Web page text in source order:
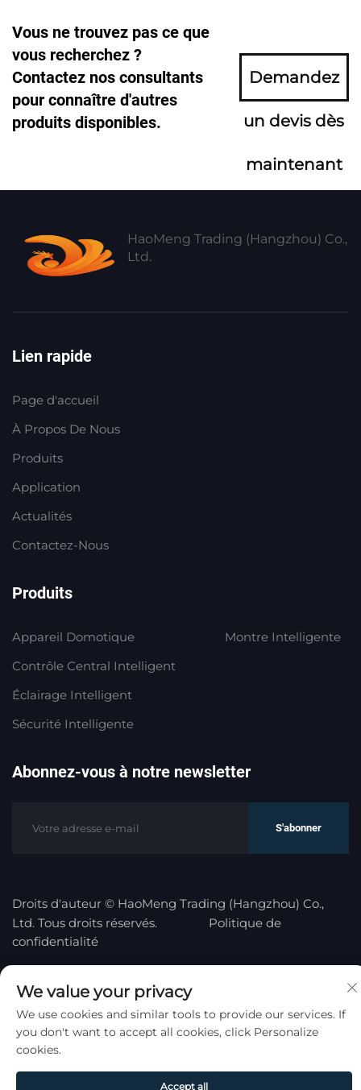
Vous ne trouvez pas ce que
vous recherchez ?
Contactez nos consultants
pour connaître d'autres
produits disponibles.
Demandez
un devis dès
maintenant
HaoMeng Trading (Hangzhou) Co.,
Ltd.
Lien rapide
Page d'accueil
À Propos De Nous
Produits
Application
Actualités
Contactez-Nous
Produits
Appareil Domotique
Contrôle Central Intelligent
Éclairage Intelligent
Sécurité Intelligente
Montre Intelligente
Abonnez-vous à notre newsletter
S'abonner
Droits d'auteur © HaoMeng Trading (Hangzhou) Co.,
Ltd. Tous droits réservés.
Politique de
confidentialité
We value your privacy
We use cookies and similar tools to provide our services. If
you don't want to accept all cookies, click Personalize
cookies.
Accept all